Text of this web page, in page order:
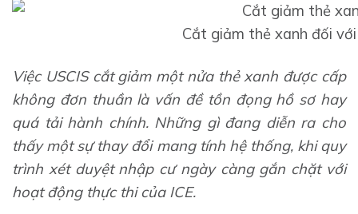
Cắt giảm thẻ xanh đối
Việc USCIS cắt giảm một nửa thẻ xanh được cấp
không đơn thuần là vấn đề tồn đọng hồ sơ hay
quá tải hành chính. Những gì đang diễn ra cho
thấy một sự thay đổi mang tính hệ thống, khi quy
trình xét duyệt nhập cư ngày càng gắn chặt với
hoạt động thực thi của ICE.